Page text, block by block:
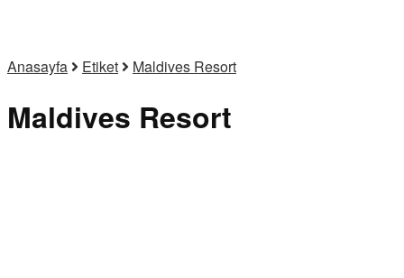
Anasayfa Etiket Maldives Resort
Maldives Resort